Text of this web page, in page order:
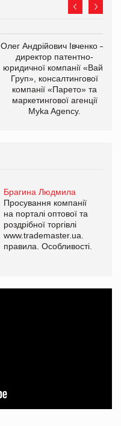
Олег Андрійович Івченко —
директор патентно-
юридичної компанії «Вайз
Груп», консалтингової
компанії «Парето» та
маркетингової агенції
Myka Agency.
Брагина Людмила
Просування компанії
на порталі оптової та
роздрібної торгівлі
www.trademaster.ua.
правила. Особливості.